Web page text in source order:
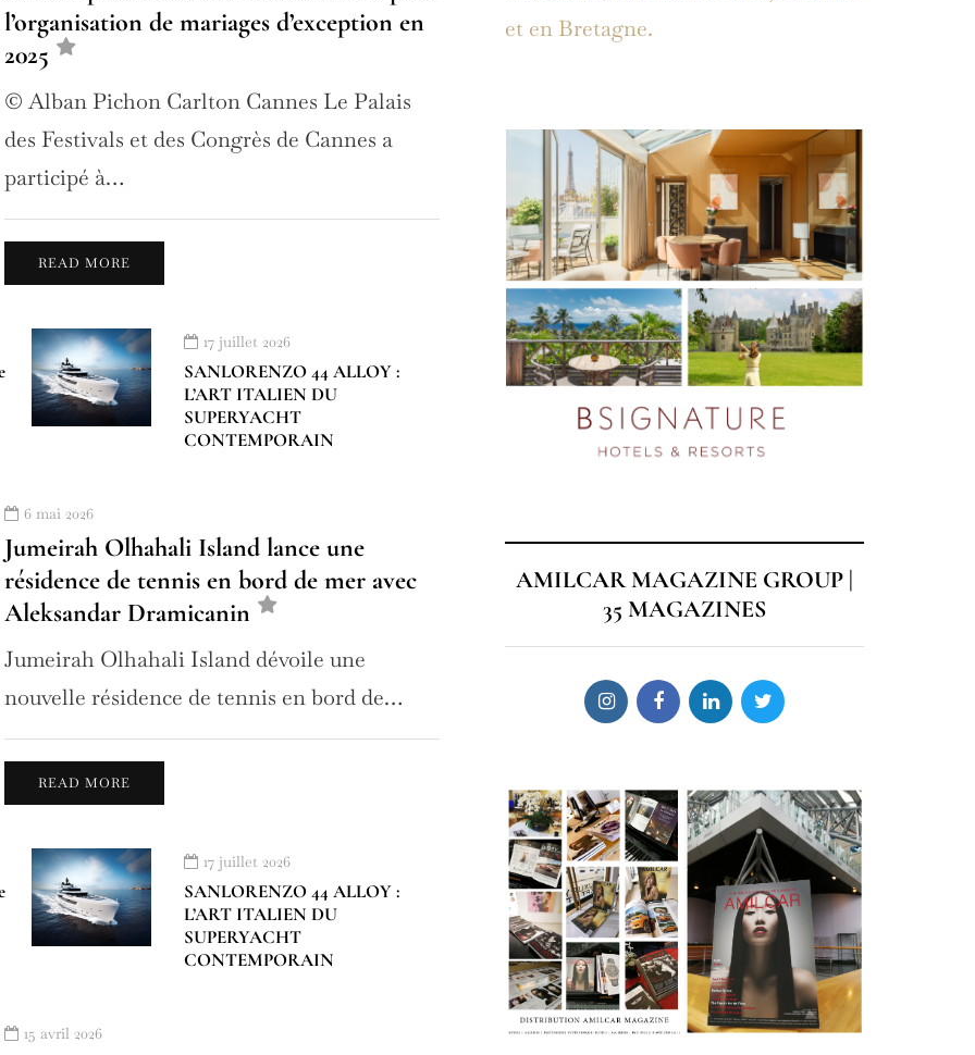
l’organisation de mariages d’exception en
2025
© Alban Pichon Carlton Cannes Le Palais
des Festivals et des Congrès de Cannes a
participé à…
READ MORE
17 juillet 2026
SANLORENZO 44 ALLOY :
L’ART ITALIEN DU
SUPERYACHT
CONTEMPORAIN
6 mai 2026
Jumeirah Olhahali Island lance une
résidence de tennis en bord de mer avec
Aleksandar Dramicanin
Jumeirah Olhahali Island dévoile une
nouvelle résidence de tennis en bord de…
READ MORE
17 juillet 2026
SANLORENZO 44 ALLOY :
L’ART ITALIEN DU
SUPERYACHT
CONTEMPORAIN
15 avril 2026
et en Bretagne.
AMILCAR MAGAZINE GROUP |
35 MAGAZINES